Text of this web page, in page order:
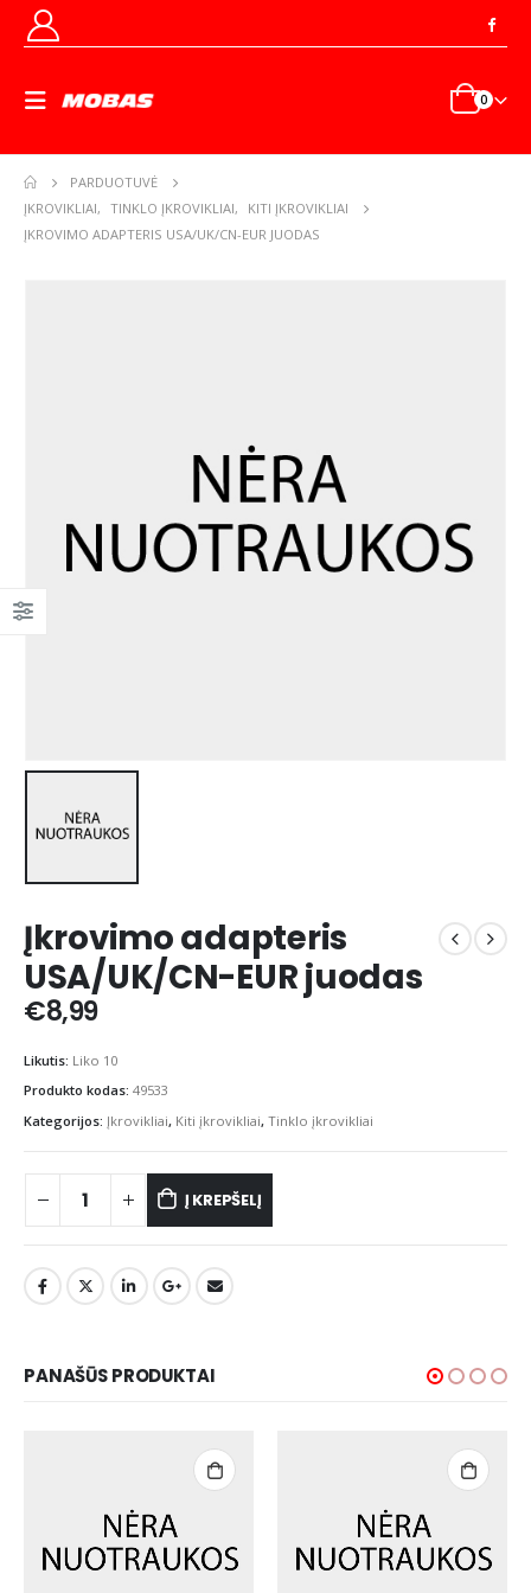
0
PARDUOTUVĖ
ĮKROVIKLIAI, TINKLO ĮKROVIKLIAI,
KITI ĮKROVIKLIAI
ĮKROVIMO ADAPTERIS USA/UK/CN-EUR JUODAS
Įkrovimo adapteris
USA/UK/CN-EUR juodas
€8,99
Likutis: Liko 10
Produkto kodas: 49533
Kategorijos: Įkrovikliai, Kiti įkrovikliai, Tinklo įkrovikliai
Į KREPŠELĮ
PANAŠŪS PRODUKTAI